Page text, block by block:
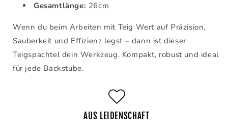
Gesamtlänge: 26cm
Wenn du beim Arbeiten mit Teig Wert auf Präzision,
Sauberkeit und Effizienz legst – dann ist dieser
Teigspachtel dein Werkzeug. Kompakt, robust und ideal
für jede Backstube.
AUS LEIDENSCHAFT